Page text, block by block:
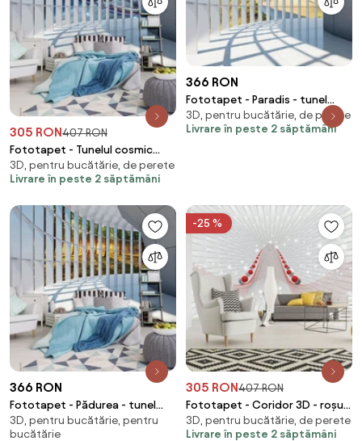
305 RON407 RON
Fototapet - Tunelul cosmic
(254x184 cm)
3D, pentru bucătărie, de perete
Livrare în peste 2 săptămâni
366 RON
Fototapet - Paradis - tunel
(254x184 cm)
3D, pentru bucătărie, de perete
Livrare în peste 2 săptămâni
366 RON
Fototapet - Pădurea - tunel
(254x184 cm)
3D, pentru bucătărie, pentru
bucătărie
-25 %
305 RON407 RON
Fototapet - Coridor 3D - roșu
(254x184 cm)
3D, pentru bucătărie, de perete
Livrare în peste 2 săptămâni